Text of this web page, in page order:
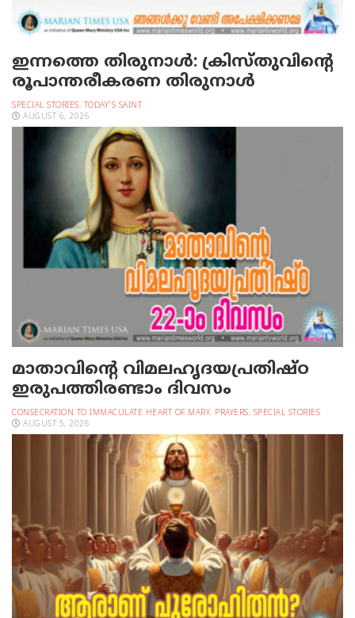
ഇന്നത്തെ തിരുനാള്‍: ക്രിസ്തുവിന്റെ
രൂപാന്തരീകരണ തിരുനാള്‍
SPECIAL STORIES, TODAY'S SAINT
AUGUST 6, 2026
മാതാവിന്റെ വിമലഹൃദയപ്രതിഷ്ഠ
ഇരുപത്തിരണ്ടാം ദിവസം
CONSECRATION TO IMMACULATE HEART OF MARY, PRAYERS, SPECIAL STORIES
AUGUST 5, 2026